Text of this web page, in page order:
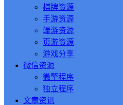
棋牌资源
手游资源
端游资源
页游资源
游戏分享
微信资源
微擎程序
独立程序
文章资讯